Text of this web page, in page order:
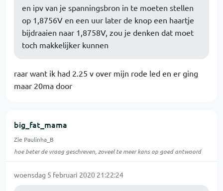
en ipv van je spanningsbron in te moeten stellen
op 1,8756V en een uur later de knop een haartje
bijdraaien naar 1,8758V, zou je denken dat moet
toch makkelijker kunnen
raar want ik had 2.25 v over mijn rode led en er ging
maar 20ma door
big_fat_mama
Zie Paulinha_B
hoe beter de vraag geschreven, zoveel te meer kans op goed antwoord
woensdag 5 februari 2020 21:22:24